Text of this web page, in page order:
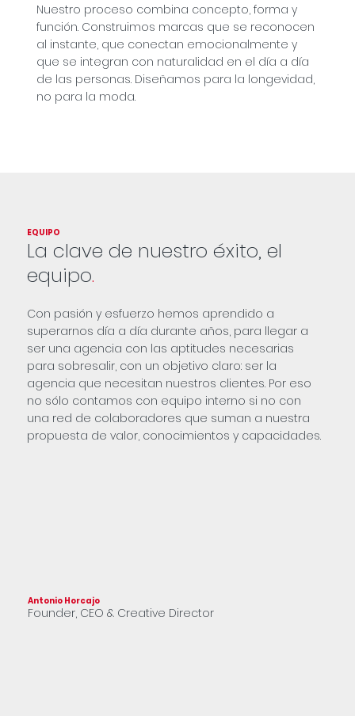
Nuestro proceso combina concepto, forma y
función. Construimos marcas que se reconocen
al instante, que conectan emocionalmente y
que se integran con naturalidad en el día a día
de las personas. Diseñamos para la longevidad,
no para la moda.
EQUIPO
La clave de nuestro éxito, el
equipo.
Con pasión y esfuerzo hemos aprendido a
superarnos día a día durante años, para llegar a
ser una agencia con las aptitudes necesarias
para sobresalir, con un objetivo claro: ser la
agencia que necesitan nuestros clientes. Por eso
no sólo contamos con equipo interno si no con
una red de colaboradores que suman a nuestra
propuesta de valor, conocimientos y capacidades.
Antonio Horcajo
Founder, CEO & Creative Director